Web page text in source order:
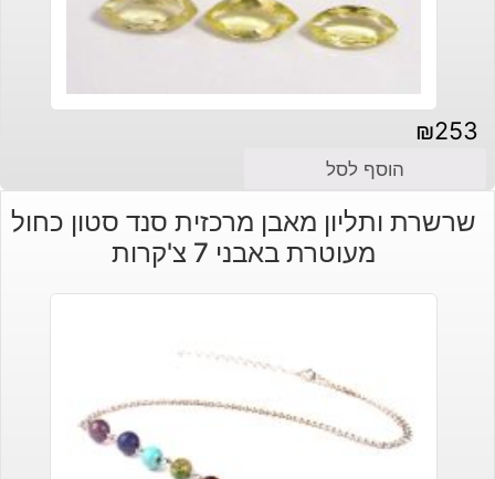
₪253
הוסף לסל
שרשרת ותליון מאבן מרכזית סנד סטון כחול
מעוטרת באבני 7 צ'קרות